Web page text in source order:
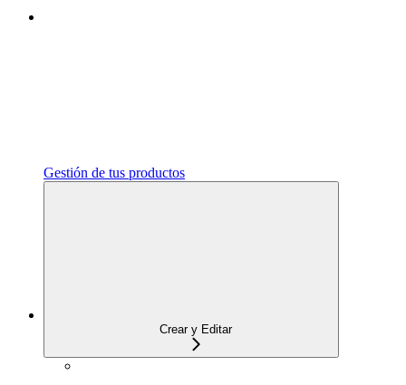
Gestión de tus productos
Crear y Editar